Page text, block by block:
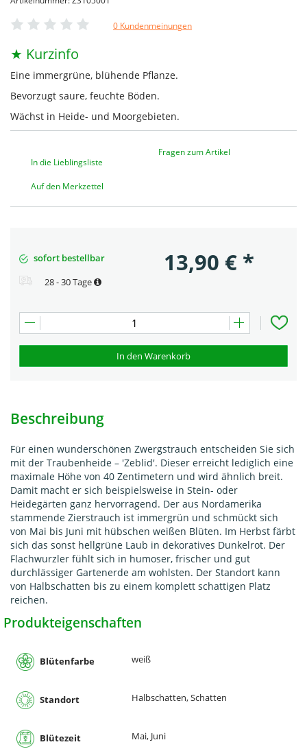
0 Kundenmeinungen
★ Kurzinfo
Eine immergrüne, blühende Pflanze.
Bevorzugt saure, feuchte Böden.
Wächst in Heide- und Moorgebieten.
In die Lieblingsliste
Auf den Merkzettel
Fragen zum Artikel
sofort bestellbar
28 - 30 Tage
13,90 € *
In den Warenkorb
Beschreibung
Für einen wunderschönen Zwergstrauch entscheiden Sie sich
mit der Traubenheide – 'Zeblid'. Dieser erreicht lediglich eine
maximale Höhe von 40 Zentimetern und wird ähnlich breit.
Damit macht er sich beispielsweise in Stein- oder
Heidegärten ganz hervorragend. Der aus Nordamerika
stammende Zierstrauch ist immergrün und schmückt sich
von Mai bis Juni mit hübschen weißen Blüten. Im Herbst färbt
sich das sonst hellgrüne Laub in dekoratives Dunkelrot. Der
Flachwurzler fühlt sich in humoser, frischer und gut
durchlässiger Gartenerde am wohlsten. Der Standort kann
von Halbschatten bis zu einem komplett schattigen Platz
reichen.
Produkteigenschaften
Blütenfarbe weiß
Standort Halbschatten, Schatten
Blütezeit Mai, Juni